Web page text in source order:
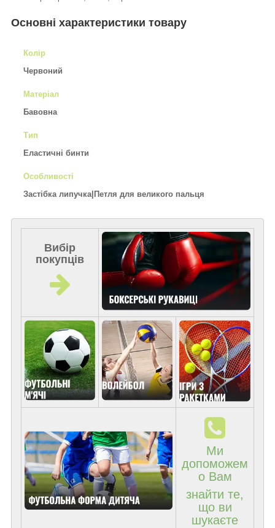
Основні характеристики товару
Колір
Червоний
Матеріал
Бавовна
Тип
Еластичні бинти
Особливості
Застібка липучка|Петля для великого пальця
Вибір
покупців
Ми
допоможем
о Вам
знайти те,
що ви
шукаєте